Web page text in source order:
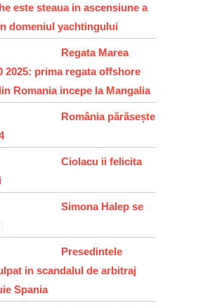
este steaua in ascensiune a
domeniul yachtingului
Regata Marea
2025: prima regata offshore
Romania incepe la Mangalia
România părăsește
Ciolacu ii felicita
Simona Halep se
Presedintele
in scandalul de arbitraj
Spania